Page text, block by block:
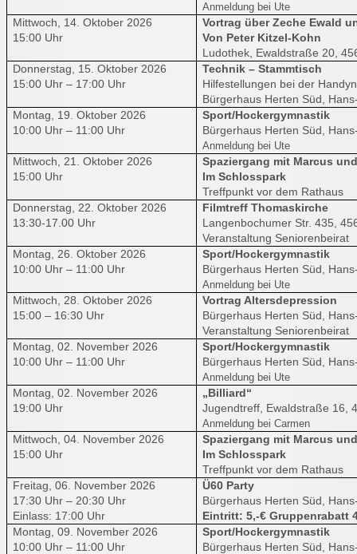
Anmeldung bei Ute
Mittwoch, 14. Oktober 2026
15:00 Uhr
Vortrag über Zeche Ewald
Von Peter Kitzel-Kohn
Ludothek, Ewaldstraße 20,
Donnerstag, 15. Oktober 2026
15:00 Uhr – 17:00 Uhr
Technik – Stammtisch
Hilfestellungen bei der
Bürgerhaus Herten Süd,
Montag, 19. Oktober 2026
10:00 Uhr – 11:00 Uhr
Sport/Hockergymnastik
Bürgerhaus Herten Süd,
Anmeldung bei Ute
Mittwoch, 21. Oktober 2026
15:00 Uhr
Spaziergang mit Marcus
Im Schlosspark
Treffpunkt vor dem Rathaus
Donnerstag, 22. Oktober 2026
13:30-17.00 Uhr
Filmtreff Thomaskirche
Langenbochumer Str. 435,
Veranstaltung Seniorenbeirat
Montag, 26. Oktober 2026
10:00 Uhr – 11:00 Uhr
Sport/Hockergymnastik
Bürgerhaus Herten Süd,
Anmeldung bei Ute
Mittwoch, 28. Oktober 2026
15:00 – 16:30 Uhr
Vortrag Altersdepression
Bürgerhaus Herten Süd,
Veranstaltung Seniorenbeirat
Montag, 02. November 2026
10:00 Uhr – 11:00 Uhr
Sport/Hockergymnastik
Bürgerhaus Herten Süd,
Anmeldung bei Ute
Montag, 02. November 2026
19:00 Uhr
„Billiard“
Jugendtreff, Ewaldstraße 16,
Anmeldung bei Carmen
Mittwoch, 04. November 2026
15:00 Uhr
Spaziergang mit Marcus
Im Schlosspark
Treffpunkt vor dem Rathaus
Freitag, 06. November 2026
17:30 Uhr – 20:30 Uhr
Einlass: 17:00 Uhr
Ü60 Party
Bürgerhaus Herten Süd,
Eintritt: 5,-€ Gruppenrabatt
Montag, 09. November 2026
10:00 Uhr – 11:00 Uhr
Sport/Hockergymnastik
Bürgerhaus Herten Süd,